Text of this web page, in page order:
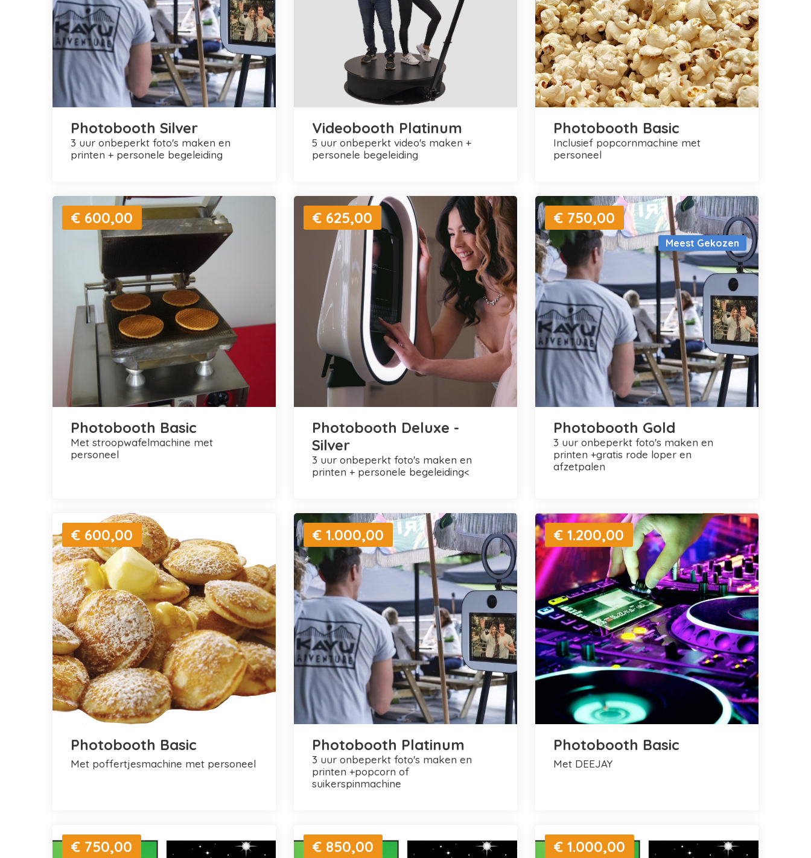
Photobooth Silver
3 uur onbeperkt foto's maken en
printen + personele begeleiding
Videobooth Platinum
5 uur onbeperkt video's maken +
personele begeleiding
Photobooth Basic
inclusief popcornmachine met
personeel
€ 600,00
Photobooth Basic
met stroopwafelmachine met
personeel
€ 625,00
Photobooth Deluxe -
Silver
3 uur onbeperkt foto's maken en
printen + personele begeleiding<
Meest Gekozen
€ 750,00
Photobooth Gold
3 uur onbeperkt foto's maken en
printen +gratis rode loper en
afzetpalen
€ 600,00
Photobooth Basic
met poffertjesmachine met personeel
€ 1.000,00
Photobooth Platinum
3 uur onbeperkt foto's maken en
printen +popcorn of
suikerspinmachine
€ 1.200,00
Photobooth Basic
met DEEJAY
€ 750,00 € 850,00 € 1.000,00